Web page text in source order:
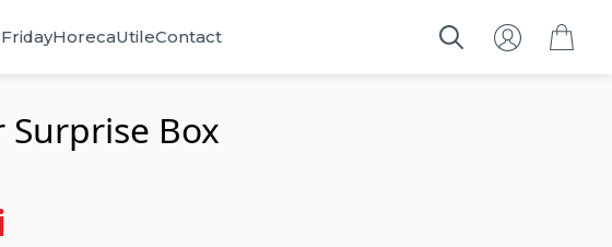
HorecaUtileContact
Box